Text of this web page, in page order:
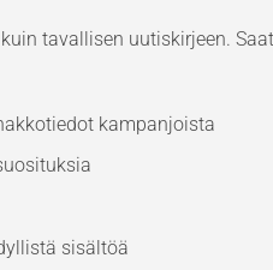
tavallisen uutiskirjeen.
kampanjoista
sisältöä